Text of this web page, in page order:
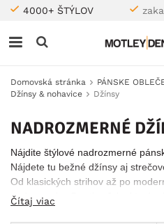
4000+ ŠTÝLOV
Domovská stránka
PÁNSKE
Džínsy & nohavice
Džínsy
NADROZMERNÉ
Nájdite štýlové nadrozmerné
Nájdete tu bežné džínsy aj
Od klasických strihov až po
nadmernej veľkosti, vďaka ktorým
Čítaj viac